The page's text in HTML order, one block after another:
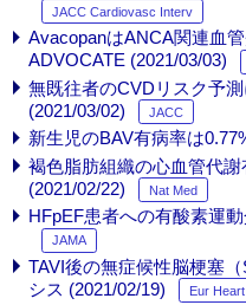
JACC Cardiovasc Interv
AvacopanはANCA関連血
ADVOCATE (2021/03/03)
無既往者のCVDリスク予
(2021/03/02)
JACC
新生児のBAV有病率は
褐色脂肪組織の心血管代
(2021/02/22)
Nat Med
HFpEF患者への有酸素運
JAMA
TAVI後の無症候性脳梗塞
シス (2021/02/19)
Eur